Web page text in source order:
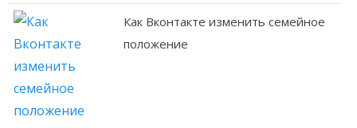
Как Вконтакте изменить семейное
положение